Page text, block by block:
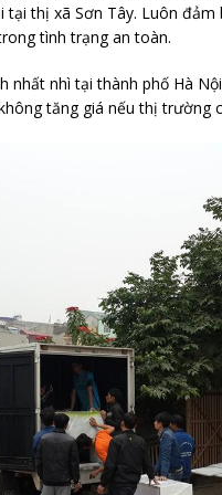
thị xã Sơn Tây. Luôn
tình trạng an toàn.
nhất nhì tại thành phố Hà
tăng giá nếu thị trường